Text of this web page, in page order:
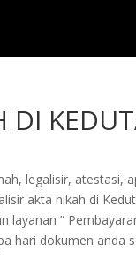
DI
legalisir,
akta nikah di
”
hari dokumen anda